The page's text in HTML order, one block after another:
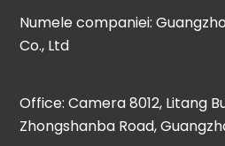
Numele companiei:
Co., Ltd
Office: Camera 8012, Litang
Zhongshanba Road,